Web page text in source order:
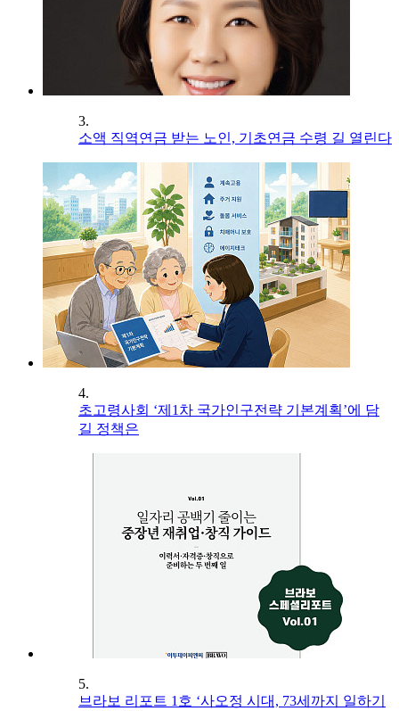
3.
소액 직역연금 받는 노인, 기초연금 수령 길 열린다
4.
초고령사회 ‘제1차 국가인구전략 기본계획’에 담
길 정책은
5.
브라보 리포트 1호 ‘사오정 시대, 73세까지 일하기